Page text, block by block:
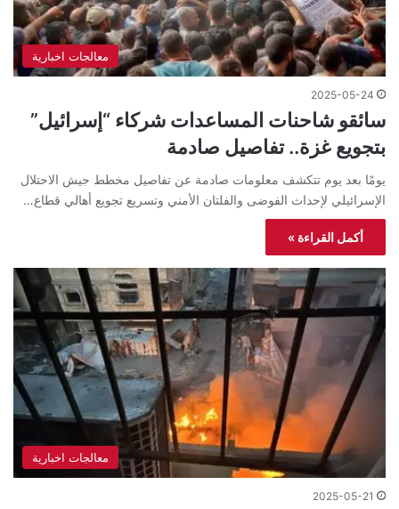
معالجات اخبارية
2025-05-24
سائقو شاحنات المساعدات شركاء “إسرائيل”
بتجويع غزة.. تفاصيل صادمة
يومًا بعد يوم تتكشف معلومات صادمة عن تفاصيل مخطط جيش الاحتلال
الإسرائيلي لإحداث الفوضى والفلتان الأمني وتسريع تجويع أهالي قطاع…
أكمل القراءة »
معالجات اخبارية
2025-05-21